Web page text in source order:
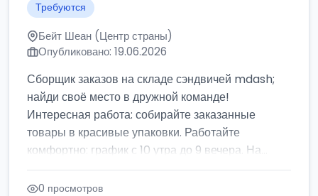
Требуются
Бейт Шеан (Центр страны)
Опубликовано: 19.06.2026
Сборщик заказов на складе сэндвичей mdash;
найди своё место в дружной команде!
Интересная работа: собирайте заказанные
товары в красивые упаковки. Работайте
комфортно: график с 10 утра до 9 вечера. На...
0 просмотров